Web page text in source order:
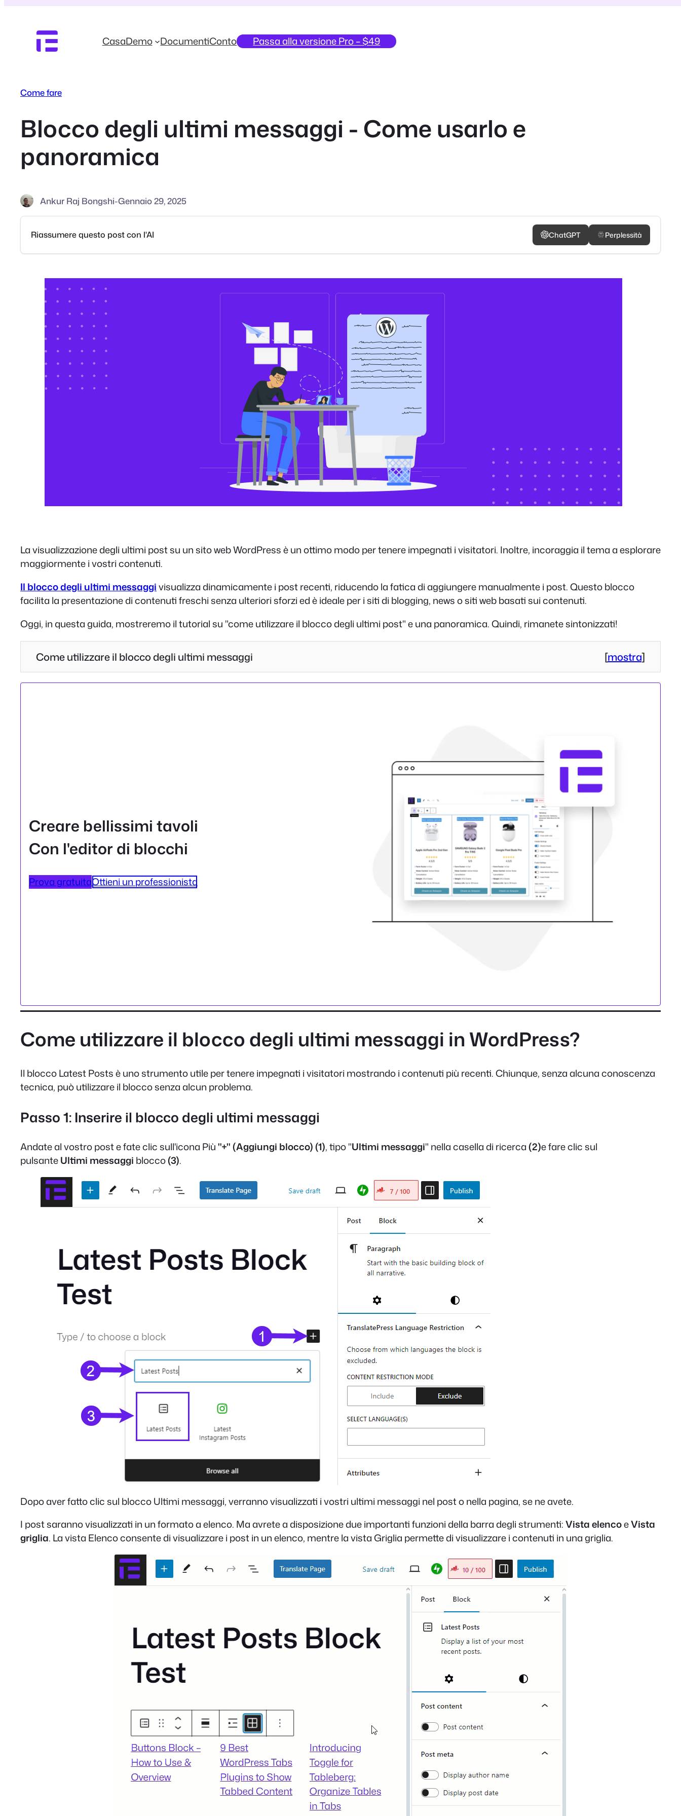
contenuto
CasaDemo DocumentiConto Passa alla versione Pro – $49
Come fare
Blocco degli ultimi messaggi - Come usarlo e
panoramica
Ankur Raj Bongshi-Gennaio 29, 2025
Riassumere questo post con l'AI ChatGPT Perplessità
La visualizzazione degli ultimi post su un sito web WordPress è un ottimo modo per tenere impegnati i visitatori. Inoltre, incoraggia il tema a esplorare
maggiormente i vostri contenuti.
Il blocco degli ultimi messaggivisualizza dinamicamente i post recenti, riducendo la fatica di aggiungere manualmente i post. Questo blocco
facilita la presentazione di contenuti freschi senza ulteriori sforzi ed è ideale per i siti di blogging, news o siti web basati sui contenuti.
Oggi, in questa guida, mostreremo il tutorial su "come utilizzare il blocco degli ultimi post" e una panoramica. Quindi, rimanete sintonizzati!
Come utilizzare il blocco degli ultimi messaggi [mostra]
Creare bellissimi tavoli
Con l'editor di blocchi
Prova gratuitaOttieni un professionista
Come utilizzare il blocco degli ultimi messaggi in WordPress?
Il blocco Latest Posts è uno strumento utile per tenere impegnati i visitatori mostrando i contenuti più recenti. Chiunque, senza alcuna conoscenza
tecnica, può utilizzare il blocco senza alcun problema.
Passo 1: Inserire il blocco degli ultimi messaggi
Andate al vostro post e fate clic sull'icona Più"+"(Aggiungi blocco)(1), tipo "Ultimi messaggi" nella casella di ricerca(2)e fare clic sul
pulsanteUltimi messaggi blocco(3).
Dopo aver fatto clic sul blocco Ultimi messaggi, verranno visualizzati i vostri ultimi messaggi nel post o nella pagina, se ne avete.
I post saranno visualizzati in un formato a elenco. Ma avrete a disposizione due importanti funzioni della barra degli strumenti:Vista elencoeVista
griglia. La vista Elenco consente di visualizzare i post in un elenco, mentre la vista Griglia permette di visualizzare i contenuti in una griglia.